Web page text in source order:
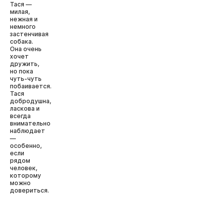
Тася —
милая,
нежная и
немного
застенчивая
собака.
Она очень
хочет
дружить,
но пока
чуть-чуть
побаивается.
Тася
добродушна,
ласкова и
всегда
внимательно
наблюдает
—
особенно,
если
рядом
человек,
которому
можно
довериться.